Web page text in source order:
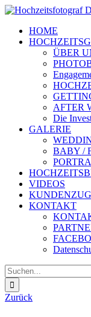
Zum
springenHOME
ÜBER
AFTER
Die
GALERIE
BABY /
VIDEOS
KONTAKT
Suche
nach:
Zurück